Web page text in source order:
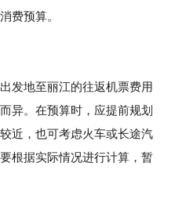
费预算。
发地至丽江的往返机票费用
异。在预算时，应提前规划
近，也可考虑火车或长途汽
根据实际情况进行计算，暂